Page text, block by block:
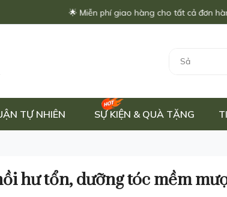
🌟 Miễn phí giao hàng cho tất cả đơn hàng từ
TỰ NHIÊN SỰ KIỆN & QUÀ TẶNG
hư tổn, dưỡng tóc mềm